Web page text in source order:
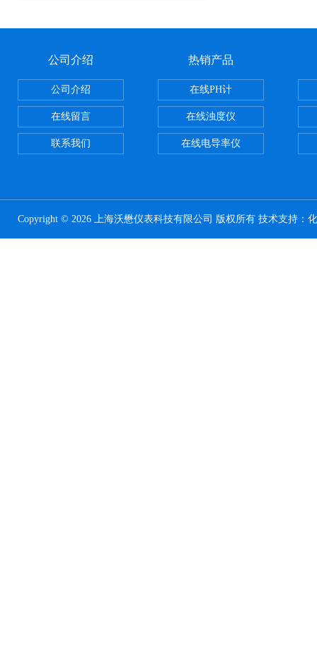
公司介绍
公司介绍
在线留言
联系我们
热销产品
在线PH计
在线浊度仪
在线电导率仪
Copyright © 2026 上海沃懋仪表科技有限公司 版权所有 技术支持：